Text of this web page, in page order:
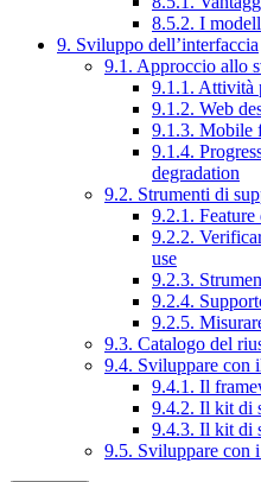
8.5.2. I
9. Sviluppo dell’interfaccia
9.1. Approccio allo
9.1.1. Attività
9.1.2. Web
9.1.3. Mobile
9.1.4.
degradation
9.2. Strumenti di
9.2.1. Feature
9.2.2.
use
9.2.3.
9.2.4.
9.2.5.
9.3. Catalogo del
9.4. Sviluppare con
9.4.1. Il
9.4.2. Il kit di
9.4.3. Il kit di
9.5. Sviluppare con